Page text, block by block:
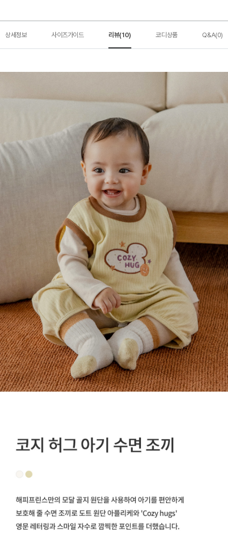
상세정보 사이즈가이드 리뷰(10) 코디상품 Q&A(0)